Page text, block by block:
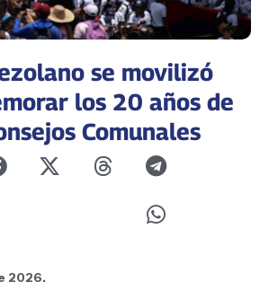
se movilizó
los 20 años de
Comunales
2026.